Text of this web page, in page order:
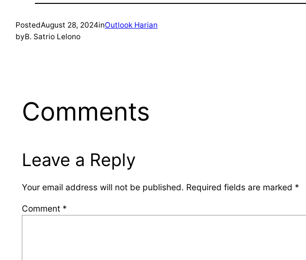
PostedAugust 28, 2024inOutlook Harian
byB. Satrio Lelono
Comments
Leave a Reply
Your email address will not be published. Required fields are marked *
Comment *